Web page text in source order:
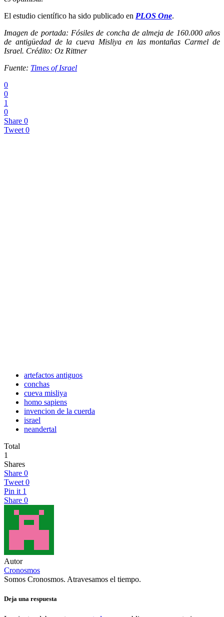
El estudio científico ha sido publicado en PLOS One.
Imagen de portada: Fósiles de concha de almeja de 160.000 años
de antigüedad de la cueva Misliya en las montañas Carmel de
Israel. Crédito: Oz Rittner
Fuente: Times of Israel
0
0
1
0
Share 0
Tweet 0
artefactos antiguos
conchas
cueva misliya
homo sapiens
invencion de la cuerda
israel
neandertal
Total
1
Shares
Share 0
Tweet 0
Pin it 1
Share 0
Autor
Cronosmos
Somos Cronosmos. Atravesamos el tiempo.
Deja una respuesta